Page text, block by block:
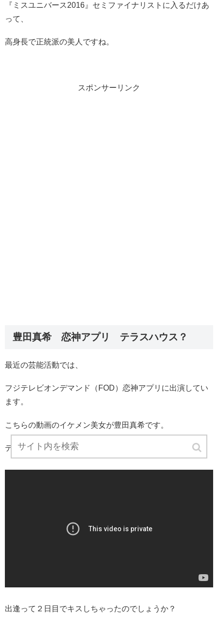
『ミスユニバース2016』セミファイナリストに入るだけあ
って、
高身長で正統派の美人ですね。
スポンサーリンク
豊田真希 恋神アプリ テラスハウス？
最近の芸能活動では、
フジテレビオンデマンド（FOD）恋神アプリに出演してい
ます。
こちらの動画のイケメン美女が豊田真希です。
テラスハウスみたいなモノですね。
出逢って２日目でキスしちゃったのでしょうか？